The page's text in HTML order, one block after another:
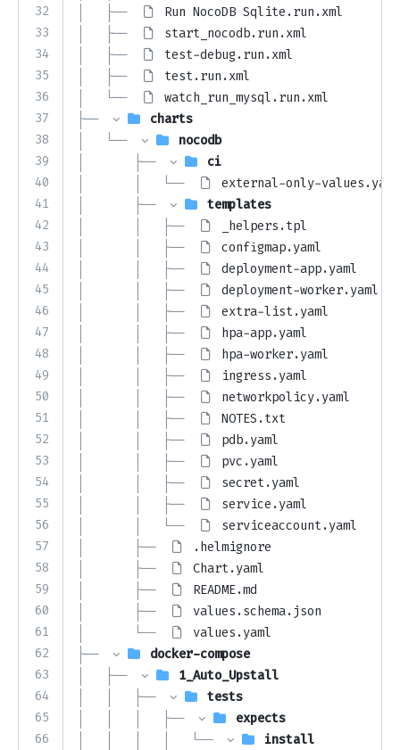
32
33
34
35
36
37
38
39
40
41
42
43
44
45
46
47
48
49
50
51
52
53
54
55
56
57
58
59
60
61
62
63
64
65
66
│   ├──
Run NocoDB Sqlite.run.xml
│   ├──
start_nocodb.run.xml
│   ├──
test-debug.run.xml
│   ├──
test.run.xml
│   └──
watch_run_mysql.run.xml
├──
charts
│   └──
nocodb
│       ├──
ci
│       │   └──
external-only-values.yaml
│       ├──
templates
│       │   ├──
_helpers.tpl
│       │   ├──
configmap.yaml
│       │   ├──
deployment-app.yaml
│       │   ├──
deployment-worker.yaml
│       │   ├──
extra-list.yaml
│       │   ├──
hpa-app.yaml
│       │   ├──
hpa-worker.yaml
│       │   ├──
ingress.yaml
│       │   ├──
networkpolicy.yaml
│       │   ├──
NOTES.txt
│       │   ├──
pdb.yaml
│       │   ├──
pvc.yaml
│       │   ├──
secret.yaml
│       │   ├──
service.yaml
│       │   └──
serviceaccount.yaml
│       ├──
.helmignore
│       ├──
Chart.yaml
│       ├──
README.md
│       ├──
values.schema.json
│       └──
values.yaml
├──
docker-compose
│   ├──
1_Auto_Upstall
│   │   ├──
tests
│   │   │   ├──
expects
│   │   │   │   └──
install